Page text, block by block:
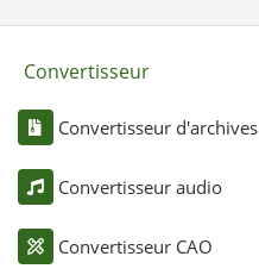
Convertisseur
Convertisseur d'archives
Convertisseur audio
Convertisseur CAO